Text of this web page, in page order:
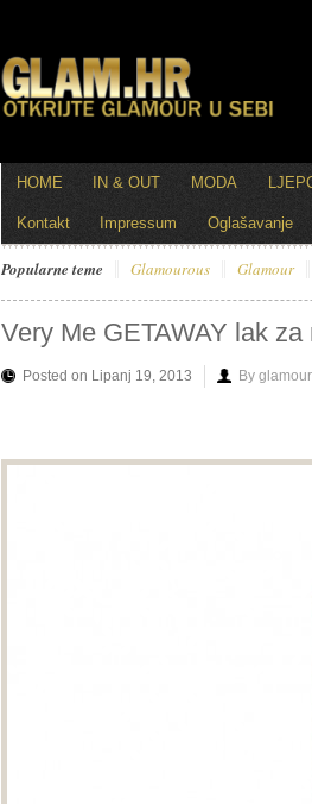
HOME IN & OUT MODA
Kontakt Impressum Oglašavanje
Popularne teme Glamourous Glamour
Very Me GETAWAY lak za
Posted on Lipanj 19, 2013 By glamour